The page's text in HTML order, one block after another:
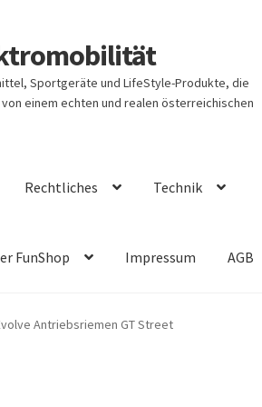
Sportgeräte und LifeStyle-Produkte, die
einem echten und realen österreichischen
Rechtliches Technik
FunShop Impressum AGB
Antriebsriemen GT Street